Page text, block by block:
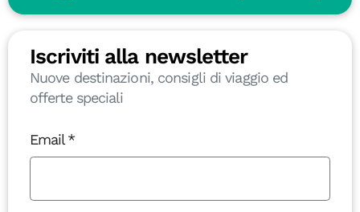
Iscriviti alla newsletter
Nuove destinazioni, consigli di viaggio ed
offerte speciali
Email